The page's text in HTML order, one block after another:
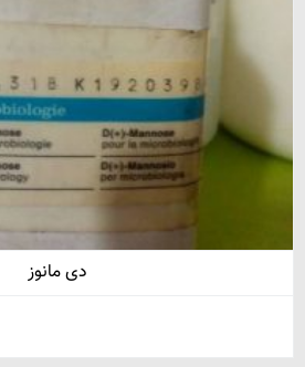
دی مانوز